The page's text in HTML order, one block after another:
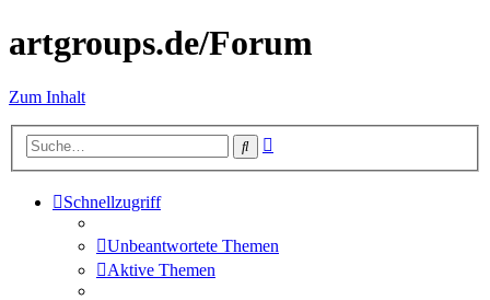
artgroups.de/Forum
Zum Inhalt
Suche
Schnellzugriff
Unbeantwortete Themen
Aktive Themen